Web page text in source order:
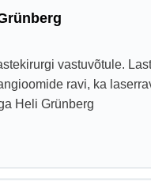
vastuvõtule.
ravi, ka
Heli Grünberg